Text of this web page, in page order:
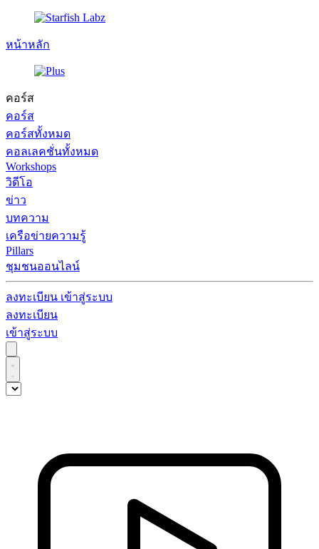
หน้าหลัก
คอร์ส
คอร์ส
คอร์สทั้งหมด
คอลเลคชั่นทั้งหมด
Workshops
วิดีโอ
ข่าว
บทความ
เครือข่ายความรู้
Pillars
ชุมชนออนไลน์
ลงทะเบียน เข้าสู่ระบบ
ลงทะเบียน
เข้าสู่ระบบ